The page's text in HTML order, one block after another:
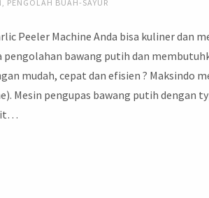
, PENGOLAH BUAH-SAYUR
Peeler Machine Anda bisa kuliner dan
pengolahan bawang putih dan
mudah, cepat dan efisien ? Maksindo
Mesin pengupas bawang putih dengan